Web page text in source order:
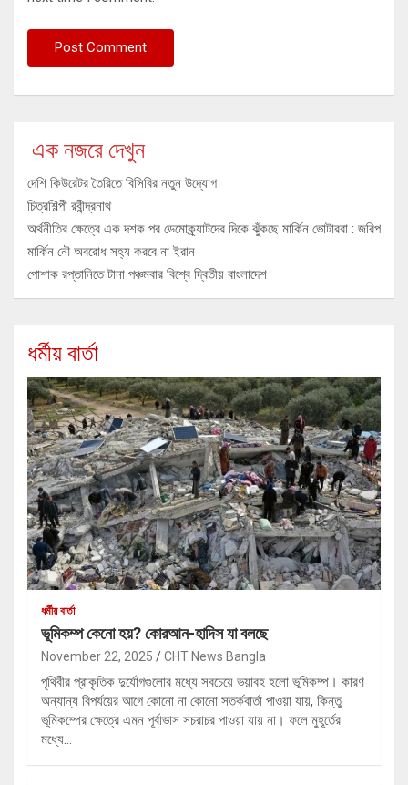
এক নজরে দেখুন
দেশি কিউরেটর তৈরিতে বিসিবির নতুন উদ্যোগ
চিত্রশিল্পী রবীন্দ্রনাথ
অর্থনীতির ক্ষেত্রে এক দশক পর ডেমোক্র্যাটদের দিকে ঝুঁকছে মার্কিন ভোটাররা : জরিপ
মার্কিন নৌ অবরোধ সহ্য করবে না ইরান
পোশাক রপ্তানিতে টানা পঞ্চমবার বিশ্বে দ্বিতীয় বাংলাদেশ
ধর্মীয় বার্তা
ধর্মীয় বার্তা
ভূমিকম্প কেনো হয়? কোরআন-হাদিস যা বলছে
November 22, 2025 CHT News Bangla
পৃথিবীর প্রাকৃতিক দুর্যোগগুলোর মধ্যে সবচেয়ে ভয়াবহ হলো ভূমিকম্প। কারণ
অন্যান্য বিপর্যয়ের আগে কোনো না কোনো সতর্কবার্তা পাওয়া যায়, কিন্তু
ভূমিকম্পের ক্ষেত্রে এমন পূর্বাভাস সচরাচর পাওয়া যায় না। ফলে মুহূর্তের
মধ্যে…